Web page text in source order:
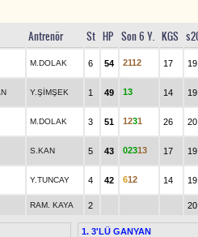
Antrenör St HP Son 6 Y. KGS
M.DOLAK 6 54 2112 17 19
Y.ŞİMŞEK 1 49 13 14 19
M.DOLAK 3 51 1231 26 20
S.KAN 5 43 02313 17 19
Y.TUNCAY 4 42 612 14 19
RAM. KAYA 2 20
1. 3'LÜ GANYAN